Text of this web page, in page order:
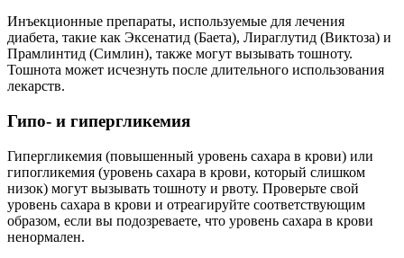
Инъекционные препараты, используемые для лечения
диабета, такие как Эксенатид (Баета), Лираглутид (Виктоза) и
Прамлинтид (Симлин), также могут вызывать тошноту.
Тошнота может исчезнуть после длительного использования
лекарств.
Гипо- и гипергликемия
Гипергликемия (повышенный уровень сахара в крови) или
гипогликемия (уровень сахара в крови, который слишком
низок) могут вызывать тошноту и рвоту. Проверьте свой
уровень сахара в крови и отреагируйте соответствующим
образом, если вы подозреваете, что уровень сахара в крови
ненормален.